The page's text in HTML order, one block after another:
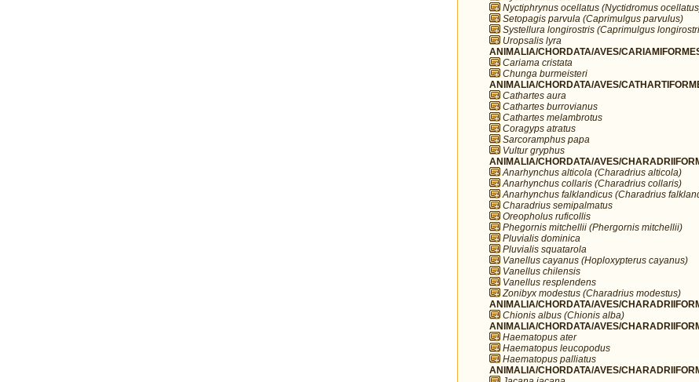
Nyctiphrynus ocellatus (Nyctidromus
Setopagis parvula (Caprimulgus parvulus)
Systellura longirostris (Caprimulgus
Uropsalis lyra
ANIMALIA/CHORDATA/AVES/
Cariama cristata
Chunga burmeisteri
ANIMALIA/CHORDATA/AVES/
Cathartes aura
Cathartes burrovianus
Cathartes melambrotus
Coragyps atratus
Sarcoramphus papa
Vultur gryphus
ANIMALIA/CHORDATA/AVES/
Anarhynchus alticola (Charadrius alticola)
Anarhynchus collaris (Charadrius collaris)
Anarhynchus falklandicus (Charadrius
Charadrius semipalmatus
Oreopholus ruficollis
Phegornis mitchellii (Phergornis mitchellii)
Pluvialis dominica
Pluvialis squatarola
Vanellus cayanus (Hoploxypterus cayanus)
Vanellus chilensis
Vanellus resplendens
Zonibyx modestus (Charadrius modestus)
ANIMALIA/CHORDATA/AVES/
Chionis albus (Chionis alba)
ANIMALIA/CHORDATA/AVES/
Haematopus ater
Haematopus leucopodus
Haematopus palliatus
ANIMALIA/CHORDATA/AVES/